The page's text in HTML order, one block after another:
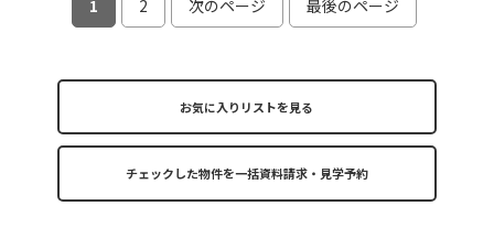
1
2 次のページ 最後のページ
お気に入りリストを見る